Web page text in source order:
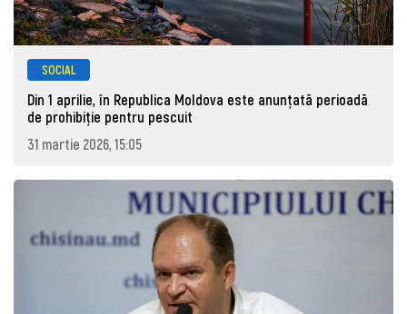
SOCIAL
Din 1 aprilie, în Republica Moldova este anunţată perioadă
de prohibiţie pentru pescuit
31 martie 2026, 15:05